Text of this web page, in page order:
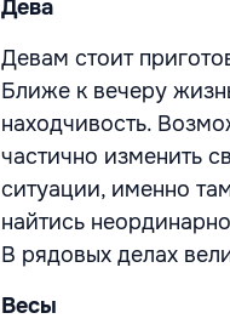
Дева
Девам стоит
Ближе к вечеру
находчивость.
частично изменить
ситуации, именно
найтись
В рядовых делах
Весы